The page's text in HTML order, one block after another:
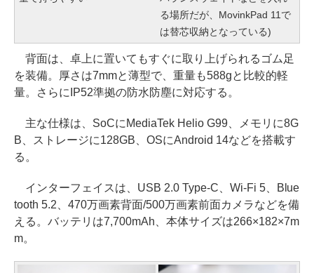
る場所だが、MovinkPad 11で
は替芯収納となっている)
背面は、卓上に置いてもすぐに取り上げられるゴム足
を装備。厚さは7mmと薄型で、重量も588gと比較的軽
量。さらにIP52準拠の防水防塵に対応する。
主な仕様は、SoCにMediaTek Helio G99、メモリに8G
B、ストレージに128GB、OSにAndroid 14などを搭載す
る。
インターフェイスは、USB 2.0 Type-C、Wi-Fi 5、Blue
tooth 5.2、470万画素背面/500万画素前面カメラなどを備
える。バッテリは7,700mAh、本体サイズは266×182×7m
m。